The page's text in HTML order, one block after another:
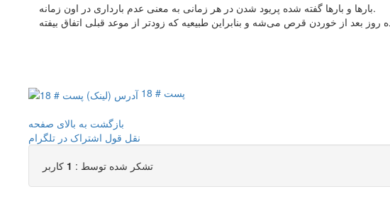
بارها و بارها گفته شده پریود شدن در هر زمانی به معنی عدم بارداری در اون زمانه.
پست # 18
بازگشت به بالای صفحه
نقل قول اشتراک در تلگرام
تشکر شده توسط : 1 کاربر